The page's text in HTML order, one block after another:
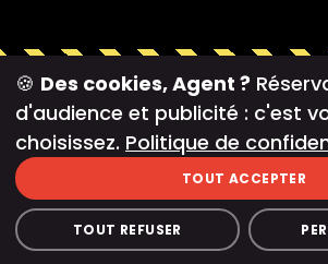
Avis Google
4.8
9 845 avis
🍪 Des cookies, Agent ?
d'audience et publicité : c'est
choisissez. Politique de
TOUT REFUSER
TOUT ACCEPTER